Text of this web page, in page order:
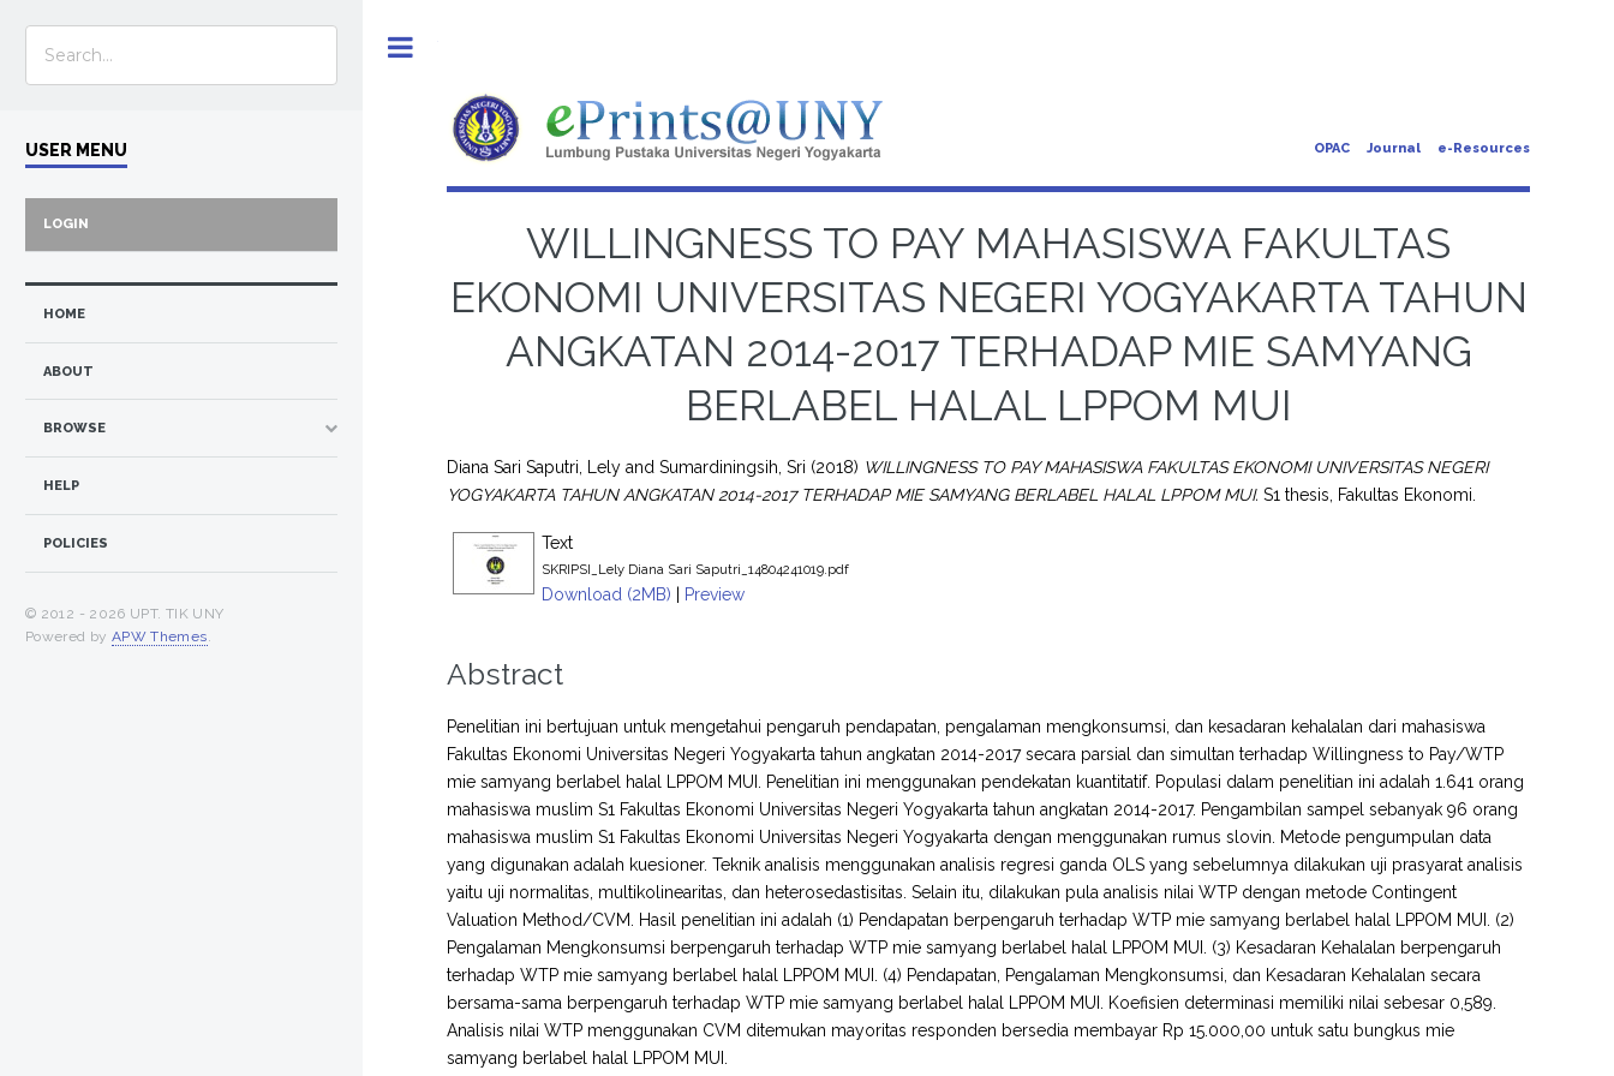
OPAC Journal e-Resources
WILLINGNESS TO PAY MAHASISWA FAKULTAS
EKONOMI UNIVERSITAS NEGERI YOGYAKARTA TAHUN
ANGKATAN 2014-2017 TERHADAP MIE SAMYANG
BERLABEL HALAL LPPOM MUI
Diana Sari Saputri, Lely andSumardiningsih, Sri (2018) WILLINGNESS TO PAY MAHASISWA FAKULTAS EKONOMI UNIVERSITAS NEGERI
YOGYAKARTA TAHUN ANGKATAN 2014-2017 TERHADAP MIE SAMYANG BERLABEL HALAL LPPOM MUI. S1 thesis, Fakultas Ekonomi.
Text
SKRIPSI_Lely Diana Sari Saputri_14804241019.pdf
Download (2MB) | Preview
Abstract
Penelitian ini bertujuan untuk mengetahui pengaruh pendapatan, pengalaman mengkonsumsi, dan kesadaran kehalalan dari mahasiswa
Fakultas Ekonomi Universitas Negeri Yogyakarta tahun angkatan 2014-2017 secara parsial dan simultan terhadap Willingness to Pay/WTP
mie samyang berlabel halal LPPOM MUI. Penelitian ini menggunakan pendekatan kuantitatif. Populasi dalam penelitian ini adalah 1.641 orang
mahasiswa muslim S1 Fakultas Ekonomi Universitas Negeri Yogyakarta tahun angkatan 2014-2017. Pengambilan sampel sebanyak 96 orang
mahasiswa muslim S1 Fakultas Ekonomi Universitas Negeri Yogyakarta dengan menggunakan rumus slovin. Metode pengumpulan data
yang digunakan adalah kuesioner. Teknik analisis menggunakan analisis regresi ganda OLS yang sebelumnya dilakukan uji prasyarat analisis
yaitu uji normalitas, multikolinearitas, dan heterosedastisitas. Selain itu, dilakukan pula analisis nilai WTP dengan metode Contingent
Valuation Method/CVM. Hasil penelitian ini adalah (1) Pendapatan berpengaruh terhadap WTP mie samyang berlabel halal LPPOM MUI. (2)
Pengalaman Mengkonsumsi berpengaruh terhadap WTP mie samyang berlabel halal LPPOM MUI. (3) Kesadaran Kehalalan berpengaruh
terhadap WTP mie samyang berlabel halal LPPOM MUI. (4) Pendapatan, Pengalaman Mengkonsumsi, dan Kesadaran Kehalalan secara
bersama-sama berpengaruh terhadap WTP mie samyang berlabel halal LPPOM MUI. Koefisien determinasi memiliki nilai sebesar 0,589.
Analisis nilai WTP menggunakan CVM ditemukan mayoritas responden bersedia membayar Rp 15.000,00 untuk satu bungkus mie
samyang berlabel halal LPPOM MUI.
USER MENU
LOGIN
HOME
ABOUT
BROWSE
HELP
POLICIES
© 2012 - 2026 UPT. TIK UNY
Powered by APW Themes